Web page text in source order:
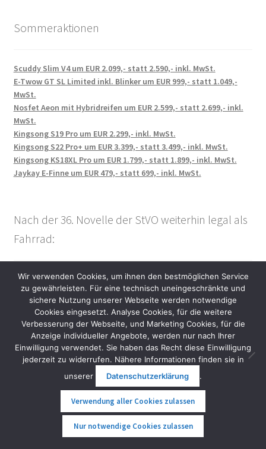
Sommeraktionen
Scuddy Slim V4 um EUR 2.099,- statt 2.590,- inkl. MwSt.
E-Twow GT SL Limited inkl. Blinker um EUR 999,- statt 1.049,-
MwSt.
Nosfet Aeon mit Hybridreifen um EUR 2.599,- statt 2.699,- inkl.
MwSt.
Kingsong S19 Pro um EUR 2.299,- inkl. MwSt.
Kingsong S22 Pro+ um EUR 3.399,- statt 3.499,- inkl. MwSt.
Kingsong KS18XL Pro um EUR 1.799,- statt 1.899,- inkl. MwSt.
Jaykay E-Finne um EUR 479,- statt 699,- inkl. MwSt.
Nach der 36. Novelle der StVO weiterhin legal als
Fahrrad:
Scuddy Slim V4
Mobot Elektrodreirad
Seniorenmobil Vita Care 4000
Seniorenmobil Vita Care 1000
Vita Care 4000 Duo
Nero Thunder Lastenfahrrad
In Österreich nur bei uns im FunShop Wien
erhältlich:
Wir verwenden Cookies, um ihnen den bestmöglichen Service
zu gewährleisten. Für eine technisch uneingeschränkte und
sichere Nutzung unserer Webseite werden notwendige
Cookies eingesetzt. Analyse Cookies, für die weitere
Verbesserung der Webseite, und Marketing Cookies, für die
Anzeige individueller Angebote, werden nur nach Ihrer
Einwilligung verwendet. Sie haben das Recht diese Einwilligung
jederzeit zu widerrufen. Nähere Informationen finden sie in
unserer
Datenschutzerklärung .
Verwendung aller Cookies zulassen
Nur notwendige Cookies zulassen